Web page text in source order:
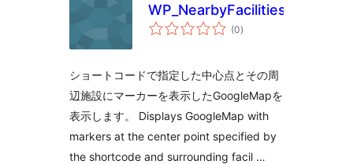
WP_NearbyFacilities
(0total
de
)
ショートコードで指定した中心点とその周
辺施設にマーカーを表示したGoogleMapを
表示します。 Displays GoogleMap with
markers at the center point specified by
the shortcode and surrounding facil …